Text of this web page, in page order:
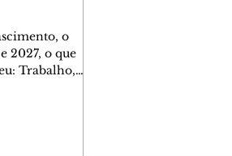
o
2027, o que
Trabalho,